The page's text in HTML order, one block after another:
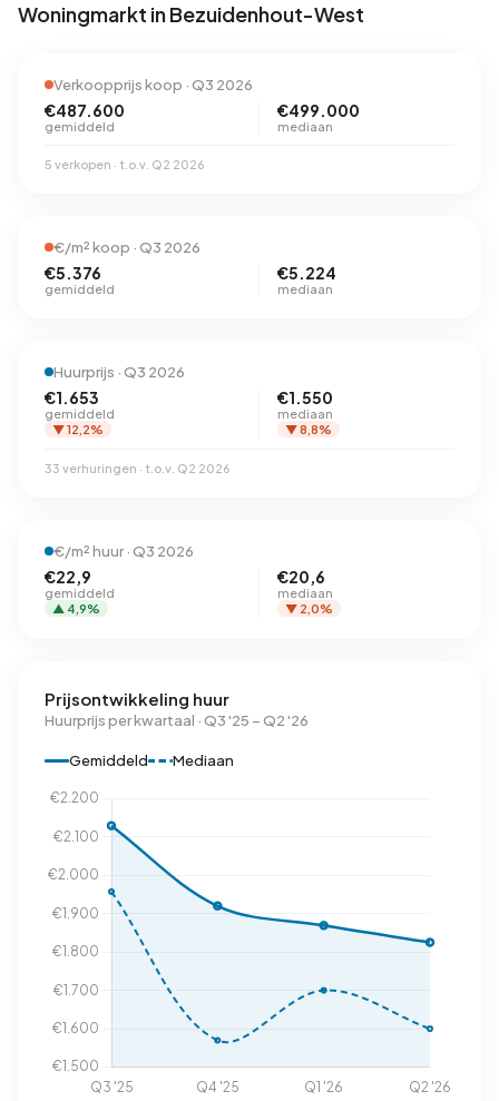
Woningmarkt in Bezuidenhout-West
Verkoopprijs koop · Q3 2026
€487.600
gemiddeld
€499.000
mediaan
5 verkopen · t.o.v. Q2 2026
€/m² koop · Q3 2026
€5.376
gemiddeld
€5.224
mediaan
Huurprijs · Q3 2026
€1.653
gemiddeld
▼ 12,2%
€1.550
mediaan
▼ 8,8%
33 verhuringen · t.o.v. Q2 2026
€/m² huur · Q3 2026
€22,9
gemiddeld
▲ 4,9%
€20,6
mediaan
▼ 2,0%
Prijsontwikkeling huur
Huurprijs per kwartaal · Q3 '25 – Q2 '26
Gemiddeld Mediaan